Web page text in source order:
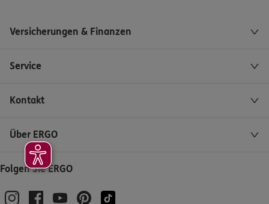
Versicherungen & Finanzen
Service
Kontakt
Über ERGO
Folgen Sie ERGO